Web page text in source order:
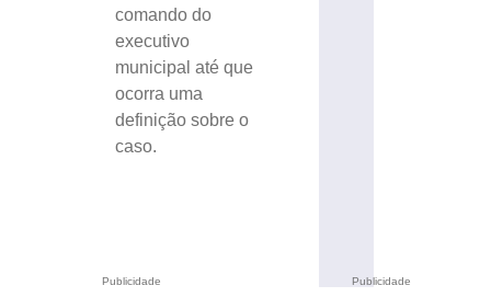
Publicidade
comando do
executivo
municipal até que
ocorra uma
definição sobre o
caso.
Publicidade